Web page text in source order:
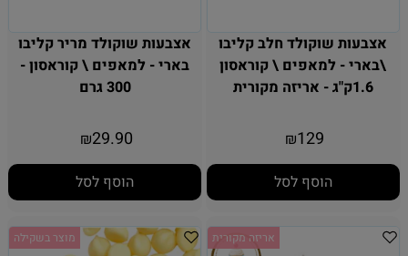
אצבעות שוקולד חלב קליבו
\בארי - למאפים \ קוראסון
1.6ק"ג - אריזה מקורית
₪129
הוסף לסל
אצבעות שוקולד מריר קליבו
בארי - למאפים \ קוראסון -
300 גרם
₪29.90
הוסף לסל
אריזה מקורית מוצר בשקילה